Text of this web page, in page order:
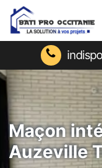
Maçon
Auzeville